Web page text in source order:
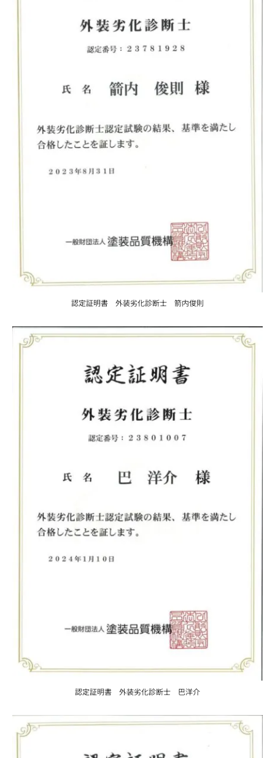
認定証明書 外装劣化診断士 箭内俊則
認定証明書 外装劣化診断士 巴洋介